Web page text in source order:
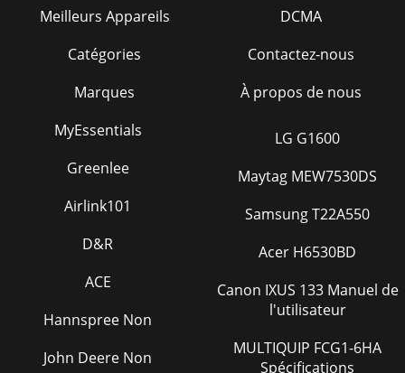
Meilleurs Appareils
Catégories
Marques
DCMA
Contactez-nous
À propos de nous
MyEssentials
Greenlee
Airlink101
D&R
ACE
Hannspree Non
John Deere Non
LG G1600
Maytag MEW7530DS
Samsung T22A550
Acer H6530BD
Canon IXUS 133 Manuel de
l'utilisateur
MULTIQUIP FCG1-6HA
Spécifications